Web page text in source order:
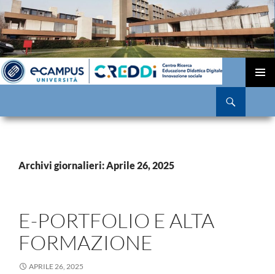
VAI
Archivi giornalieri: Aprile 26, 2025
E-PORTFOLIO E ALTA
FORMAZIONE
APRILE 26, 2025